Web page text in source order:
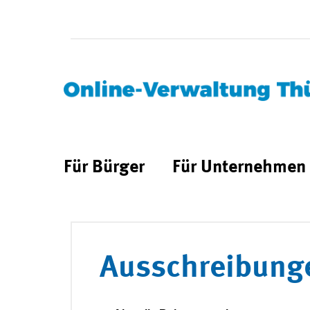
Für Bürger Für Unternehmen